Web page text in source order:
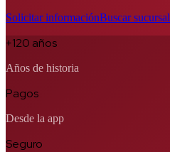
Solicitar informaciónBuscar sucursal
+120 años
Años de historia
Pagos
Desde la app
Seguro